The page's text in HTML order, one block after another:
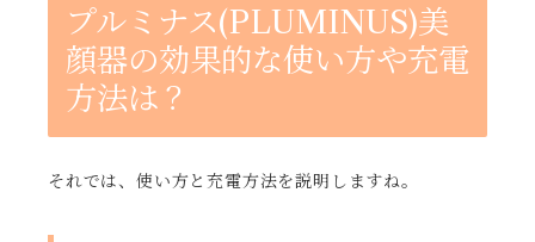
プルミナス(PLUMINUS)美
顔器の効果的な使い方や充電
方法は？
それでは、使い方と充電方法を説明しますね。